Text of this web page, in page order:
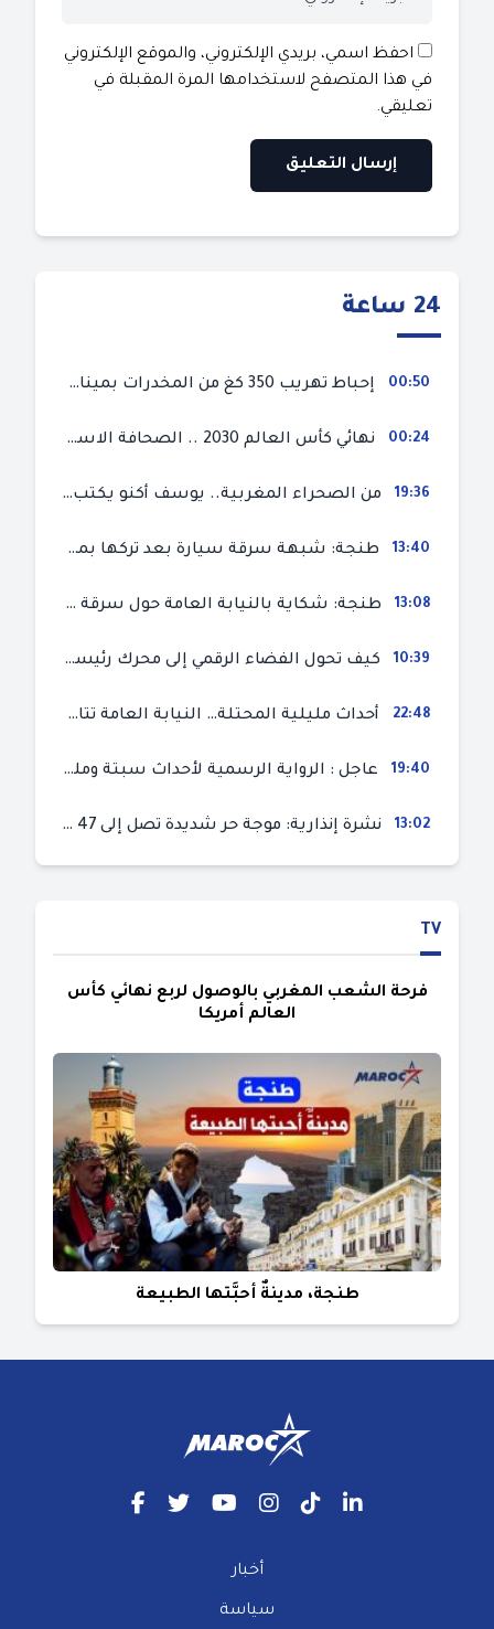
احفظ اسمي، بريدي الإلكتروني، والموقع الإلكتروني
في هذا المتصفح لاستخدامها المرة المقبلة في
تعليقي.
24 ساعة
00:50 إحباط تهريب 350 كغ من المخدرات بميناء طنجة المتوسط
00:24 نهائي كأس العالم 2030 .. الصحافة الاسبانية قلقة من حسم الملف لصالح المغرب و”تتهم رئيس الفيفا”
19:36 من الصحراء المغربية.. يوسف أكنو يكتب عن أزمة سبتة المحتلة ويؤكد ان الهجرة السرية ليست حلا وبناء الوطن هو الخيار الأفضل
13:40 طنجة: شبهة سرقة سيارة بعد تركها بمحل ميكانيك للإصلاح
13:08 طنجة: شكاية بالنيابة العامة حول سرقة سيارة تركها صاحبها بمحل ميكانيك للإصلاح
10:39 كيف تحول الفضاء الرقمي إلى محرك رئيسي لأحداث الهجرة في سبتة؟
22:48 أحداث مليلية المحتلة… النيابة العامة تتابع 50 متورطا في محاولة اقتحام السياح الحدودي بتهم ثقيلة
19:40 عاجل : الرواية الرسمية لأحداث سبتة ومليلية المحتلتين (وزارة الداخلية)
13:02 نشرة إنذارية: موجة حر شديدة تصل إلى 47 درجة بمختلف مناطق المغرب
TV
فرحة الشعب المغربي بالوصول لربع نهائي كأس
العالم أمريكا
طنجة، مدينةٌ أحبَّتها الطبيعة
أخبار
سياسة